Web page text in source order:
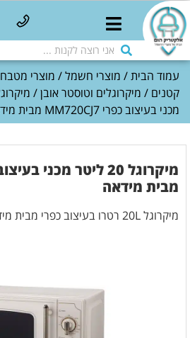
עמוד הבית/ מוצרי חשמל/ מוצרי מטבח
קטנים / מיקרוגלים וטוסטר אובן
מכני בעיצוב כפרי MM720CJ7 מבית מידאה
מבית מידאה
מיקרוגל 20L רטרו בעיצוב כפרי מבית מידאה